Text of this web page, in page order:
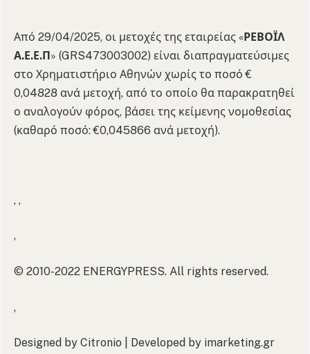
Από 29/04/2025, οι μετοχές της εταιρείας «ΡΕΒΟΪΛ
Α.Ε.Ε.Π» (GRS473003002) είναι διαπραγματεύσιμες
στο Χρηματιστήριο Αθηνών χωρίς το ποσό €
0,04828 ανά μετοχή, από το οποίο θα παρακρατηθεί
ο αναλογούν φόρος, βάσει της κείμενης νομοθεσίας
(καθαρό ποσό: €0,045866 ανά μετοχή).
, ,
,
© 2010-2022 ENERGYPRESS. All rights reserved.
,
Designed by Citronio | Developed by imarketing.gr